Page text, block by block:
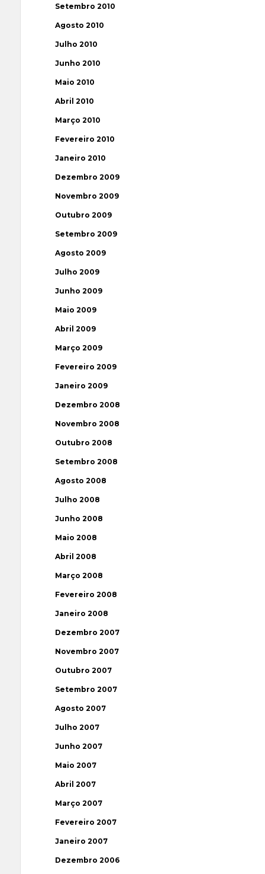
Setembro 2010
Agosto 2010
Julho 2010
Junho 2010
Maio 2010
Abril 2010
Março 2010
Fevereiro 2010
Janeiro 2010
Dezembro 2009
Novembro 2009
Outubro 2009
Setembro 2009
Agosto 2009
Julho 2009
Junho 2009
Maio 2009
Abril 2009
Março 2009
Fevereiro 2009
Janeiro 2009
Dezembro 2008
Novembro 2008
Outubro 2008
Setembro 2008
Agosto 2008
Julho 2008
Junho 2008
Maio 2008
Abril 2008
Março 2008
Fevereiro 2008
Janeiro 2008
Dezembro 2007
Novembro 2007
Outubro 2007
Setembro 2007
Agosto 2007
Julho 2007
Junho 2007
Maio 2007
Abril 2007
Março 2007
Fevereiro 2007
Janeiro 2007
Dezembro 2006